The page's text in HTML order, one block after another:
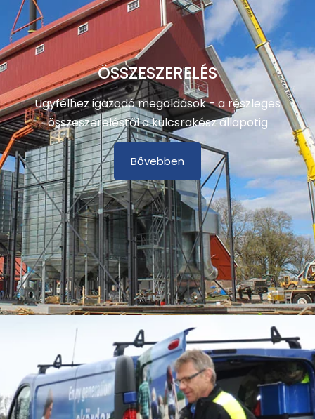
ÖSSZESZERELÉS
Ügyfélhez igazodó megoldások - a részleges
összeszereléstől a kulcsrakész állapotig
Bővebben